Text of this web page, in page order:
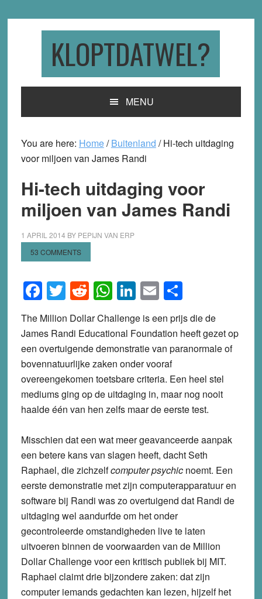
KLOPTDATWEL?
MENU
You are here: Home/ Buitenland /Hi-tech uitdaging
voor miljoen van James Randi
Hi-tech uitdaging voor
miljoen van James Randi
1 APRIL 2014 BY PEPIJN VAN ERP
53 COMMENTS
Facebook
Twitter
Reddit
WhatsApp
LinkedIn
EmailShare
The Million Dollar Challenge is een prijs die de
James Randi Educational Foundation heeft gezet op
een overtuigende demonstratie van paranormale of
bovennatuurlijke zaken onder vooraf
overeengekomen toetsbare criteria. Een heel stel
mediums ging op de uitdaging in, maar nog nooit
haalde één van hen zelfs maar de eerste test.
Misschien dat een wat meer geavanceerde aanpak
een betere kans van slagen heeft, dacht Seth
Raphael, die zichzelfcomputer psychicnoemt. Een
eerste demonstratie met zijn computerapparatuur en
software bij Randi was zo overtuigend dat Randi de
uitdaging wel aandurfde om het onder
gecontroleerde omstandigheden live te laten
uitvoeren binnen de voorwaarden van de Million
Dollar Challenge voor een kritisch publiek bij MIT.
Raphael claimt drie bijzondere zaken: dat zijn
computer iemands gedachten kan lezen, hijzelf het